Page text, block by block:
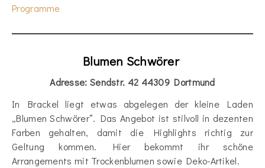
Programme
Blumen Schwörer
Adresse: Sendstr. 42 44309 Dortmund
In Brackel liegt etwas abgelegen der kleine Laden
„Blumen Schwörer“. Das Angebot ist stilvoll in dezenten
Farben gehalten, damit die Highlights richtig zur
Geltung kommen. Hier bekommt ihr schöne
Arrangements mit Trockenblumen sowie Deko-Artikel.